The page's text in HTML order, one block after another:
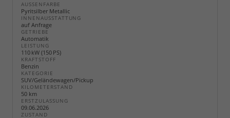
AUSSENFARBE
Pyritsilber Metallic
INNENAUSSTATTUNG
auf Anfrage
GETRIEBE
Automatik
LEISTUNG
110 kW (150 PS)
KRAFTSTOFF
Benzin
KATEGORIE
SUV/Geländewagen/Pickup
KILOMETERSTAND
50 km
ERSTZULASSUNG
09.06.2026
ZUSTAND